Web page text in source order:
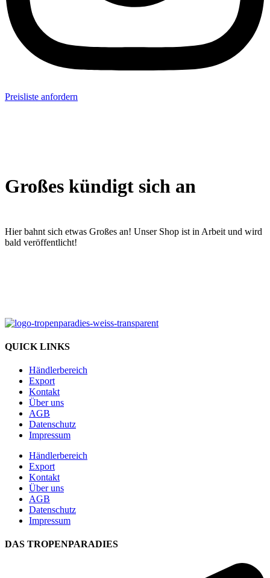
Preisliste anfordern
Großes kündigt sich an
Hier bahnt sich etwas Großes an! Unser Shop ist in Arbeit und wird
bald veröffentlicht!
QUICK LINKS
Händlerbereich
Export
Kontakt
Über uns
AGB
Datenschutz
Impressum
Händlerbereich
Export
Kontakt
Über uns
AGB
Datenschutz
Impressum
DAS TROPENPARADIES